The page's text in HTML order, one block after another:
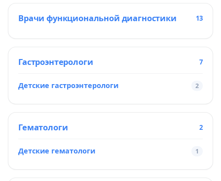
Врачи функциональной диагностики 13
Гастроэнтерологи 7
Детские гастроэнтерологи 2
Гематологи 2
Детские гематологи 1